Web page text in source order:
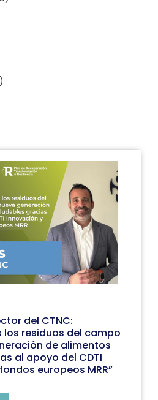
del CTNC:
los residuos del campo
de alimentos
al apoyo del CDTI
europeos MRR”